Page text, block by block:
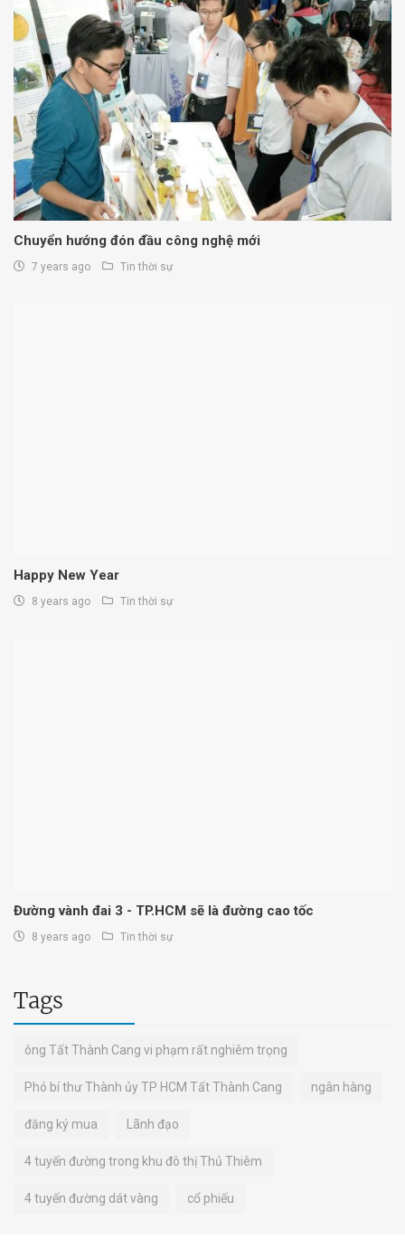
Chuyển hướng đón đầu công nghệ mới
7 years ago Tin thời sự
Happy New Year
8 years ago Tin thời sự
Đường vành đai 3 - TP.HCM sẽ là đường cao tốc
8 years ago Tin thời sự
Tags
ông Tất Thành Cang vi phạm rất nghiêm trọng
Phó bí thư Thành ủy TP HCM Tất Thành Cang ngân hàng
đăng ký mua Lãnh đạo
4 tuyến đường trong khu đô thị Thủ Thiêm
4 tuyến đường dát vàng cổ phiếu